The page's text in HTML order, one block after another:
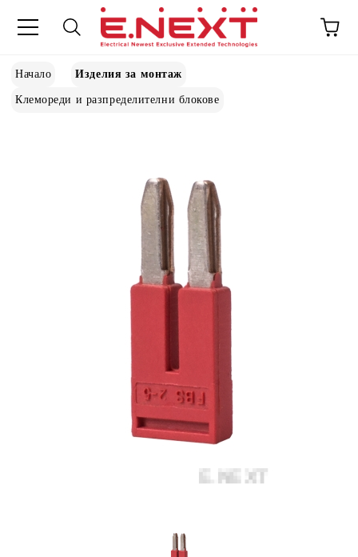
Начало Изделия за монтаж
Клемореди и разпределителни блокове